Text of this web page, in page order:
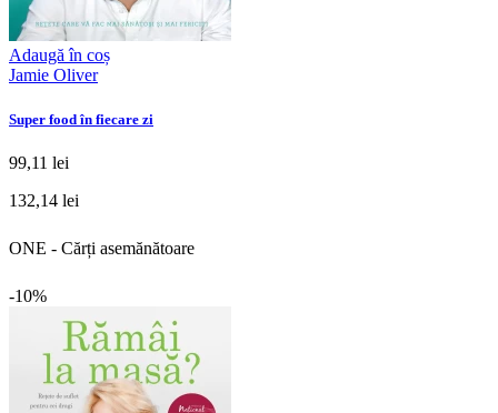
Adaugă în coș
Jamie Oliver
Super food în fiecare zi
99,11 lei
132,14 lei
ONE - Cărți asemănătoare
-10%